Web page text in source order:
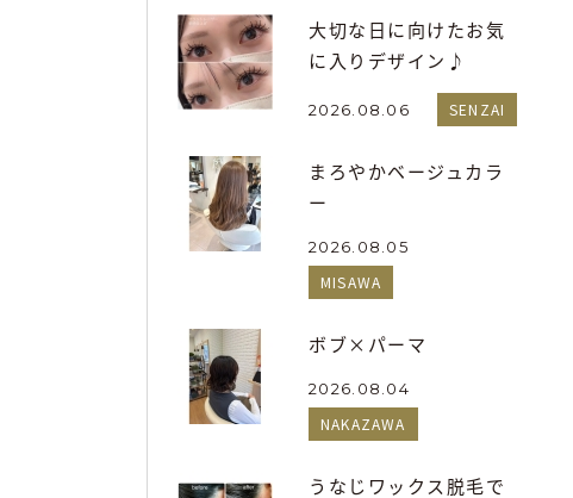
大切な日に向けたお気
に入りデザイン♪
2026.08.06 SENZAI
まろやかベージュカラ
ー
2026.08.05
MISAWA
ボブ×パーマ
2026.08.04
NAKAZAWA
うなじワックス脱毛で